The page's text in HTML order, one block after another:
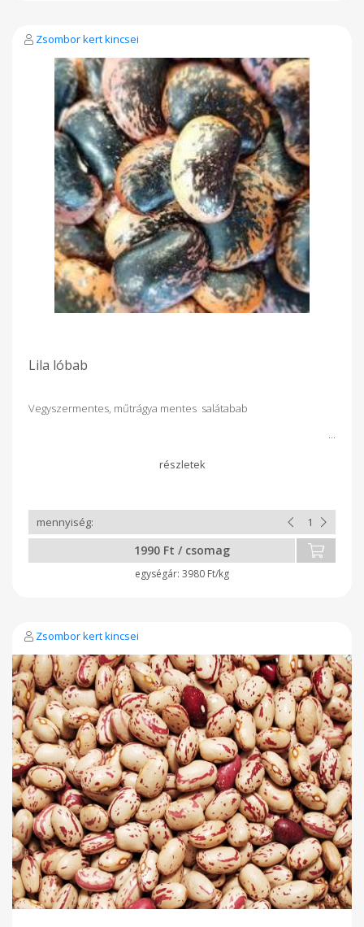
Zsombor kert kincsei
Lila lóbab
Vegyszermentes, műtrágya mentes salátabab
1990 Ft / csomag
3980 Ft/kg
Zsombor kert kincsei